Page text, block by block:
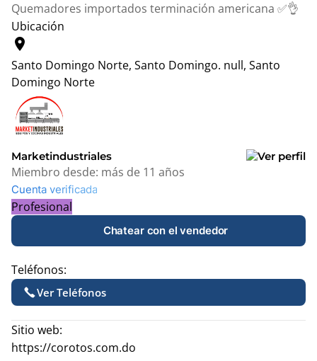
Quemadores importados terminación americana ✅👌
Ubicación
location_on
Santo Domingo Norte, Santo Domingo. null, Santo
Domingo Norte
+
−
Marketindustriales
Miembro desde: más de 11 años
Cuenta verificada
Profesional
Chatear con el vendedor
Teléfonos:
Ver Teléfonos
Sitio web:
https://corotos.com.do